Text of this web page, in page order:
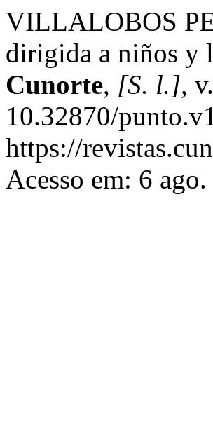
VILLALOBOS
dirigida a niños y
Cunorte, [S. l.],
10.32870/
https://
Acesso em: 6